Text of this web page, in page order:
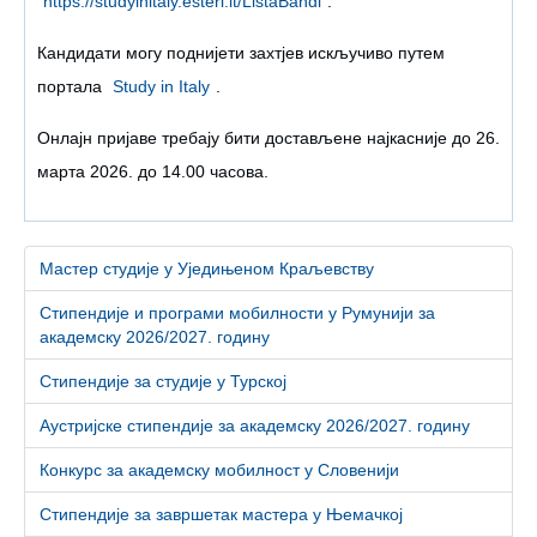
Кандидати могу поднијети захтјев искључиво путем
портала
Study in Italy
Онлајн пријаве требају бити достављене најкасније до 26.
марта 2026. до 14.00 часова.
Мастер студије у Уједињеном Краљевству
Стипендије и програми мобилности у Румунији за
академску 2026/2027. годину
Стипендије за студије у Турској
Аустријске стипендије за академску 2026/2027. годину
Конкурс за академску мобилност у Словенији
Стипендије за завршетак мастера у Њемачкој